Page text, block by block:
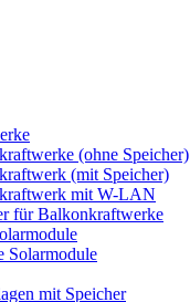
(ohne Speicher)
(mit Speicher)
mit W-LAN
für Balkonkraftwerke
Solarmodule
mit Speicher